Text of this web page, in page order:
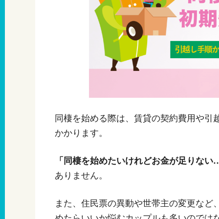
同棲を始める際は、賃貸の契約費用や
かかります。
「同棲を始めたいけれどお金が足りない
ありません。
また、住民票の異動や世帯主の変更な